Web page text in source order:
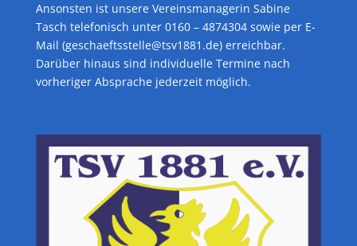
Ansonsten ist unsere Vereinsmanagerin Sabine
Tasch telefonisch unter 0160 – 4874304 sowie per E-
Mail (geschaeftsstelle@tsv1881.de) erreichbar.
Darüber hinaus sind individuelle Termine nach
vorheriger Absprache jederzeit möglich.